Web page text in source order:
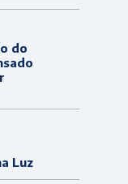
do
Luz